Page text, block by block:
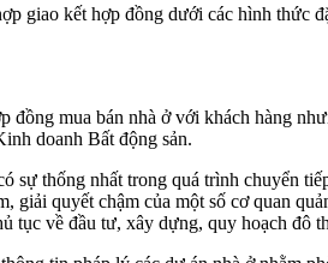
giao kết hợp đồng dưới các hình
mua bán nhà ở với khách hàng
doanh Bất động sản.
thống nhất trong quá trình chuyển
quyết chậm của một số cơ quan
tục về đầu tư, xây dựng, quy hoạch đô